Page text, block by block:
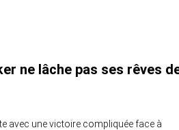
ne lâche pas ses rêves
avec une victoire compliquée face à